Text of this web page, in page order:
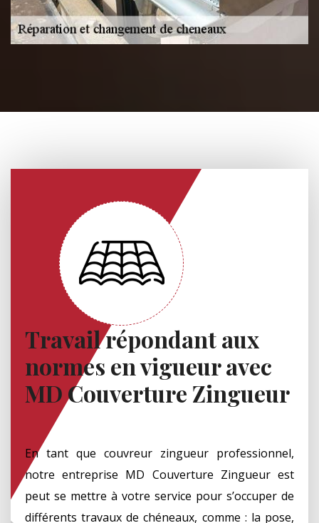
Travail répondant aux
normes en vigueur avec
MD Couverture Zingueur
En tant que couvreur zingueur professionnel,
notre entreprise MD Couverture Zingueur est
peut se mettre à votre service pour s’occuper de
différents travaux de chéneaux, comme : la pose,